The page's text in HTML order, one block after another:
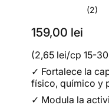
(2)
159,00 lei
(2,65 lei/cp 15-
✓ Fortalece la
físico, químico y
✓ Modula la